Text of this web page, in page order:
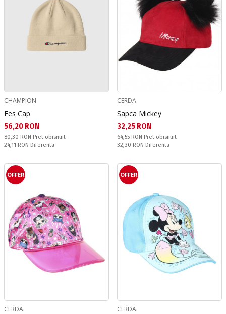
CHAMPION
Fes Cap
Текуща цена:
56,20 RON
Pret obisnuit:
80,30 RON Pret obisnuit
Спестявате:
24,11 RON Diferenta
CERDA
Sapca Mickey
Текуща цена:
32,25 RON
Pret obisnuit:
64,55 RON Pret obisnuit
Спестявате:
32,30 RON Diferenta
OFFER
CERDA
OFFER
CERDA